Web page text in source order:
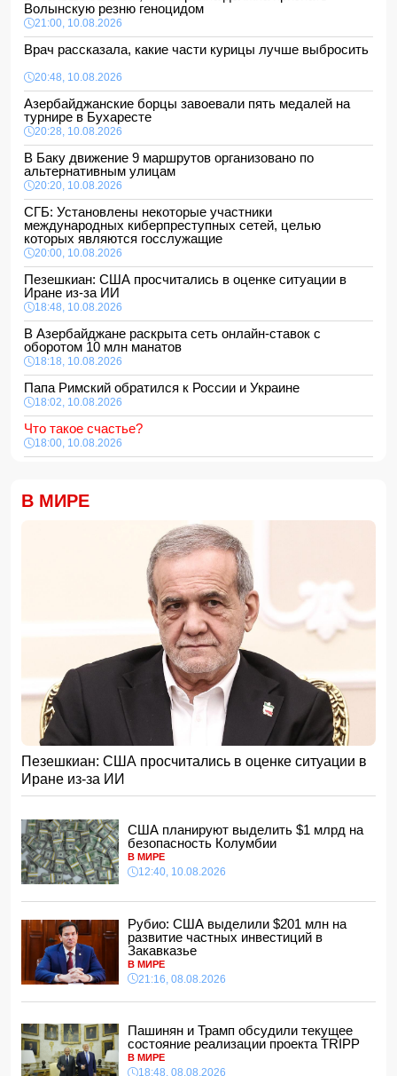
Волынскую резню геноцидом
21:00, 10.08.2026
Врач рассказала, какие части курицы лучше выбросить
20:48, 10.08.2026
Азербайджанские борцы завоевали пять медалей на
турнире в Бухаресте
20:28, 10.08.2026
В Баку движение 9 маршрутов организовано по
альтернативным улицам
20:20, 10.08.2026
СГБ: Установлены некоторые участники
международных киберпреступных сетей, целью
которых являются госслужащие
20:00, 10.08.2026
Пезешкиан: США просчитались в оценке ситуации в
Иране из-за ИИ
18:48, 10.08.2026
В Азербайджане раскрыта сеть онлайн-ставок с
оборотом 10 млн манатов
18:18, 10.08.2026
Папа Римский обратился к России и Украине
18:02, 10.08.2026
Что такое счастье?
18:00, 10.08.2026
Обнародованы данные об объеме ВВП Азербайджана
Профицит госбюджета Азербайджана превысил 3 млрд
Стратегические валютные резервы Азербайджана
приблизились к $87 млрд
Доходы населения Азербайджана выросли
15:48, 10.08.2026
AZAL обратился к пассажирам в связи с ростом
сезонного спроса на рейсы в Нахчыван
15:28, 10.08.2026
Ливерпуль согласовал личные условия с Баркола и
начал переговоры с ПСЖ
15:08, 10.08.2026
трех проверок - дело направили в прокуратуру
15:00, 10.08.2026
Стало известно, почему в желудках динозавров часто
находят камни
В Азербайджане за 7 месяцев иностранным гражданам
возвращено более 5 млн манатов НДС
14:40, 10.08.2026
Завтра в Астаре временно отключат газ
14:34, 10.08.2026
руководства ФИФА
14:28, 10.08.2026
В Азербайджане оборот объектов торговли и услуг
В МИРЕ
Пезешкиан: США просчитались в оценке ситуации в
Иране из-за ИИ
США планируют выделить $1 млрд на
безопасность Колумбии
В МИРЕ
12:40, 10.08.2026
Рубио: США выделили $201 млн на
развитие частных инвестиций в
Закавказье
В МИРЕ
21:16, 08.08.2026
Пашинян и Трамп обсудили текущее
состояние реализации проекта TRIPP
В МИРЕ
18:48, 08.08.2026